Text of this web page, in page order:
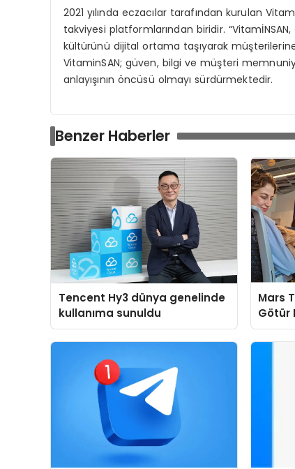
2021 yılında eczacılar tarafından kurulan
takviyesi platformlarından biridir.
kültürünü dijital ortama taşıyarak
VitaminSAN; güven, bilgi ve müşteri
anlayışının öncüsü olmayı sürdürmektedir.
Benzer Haberler
Tencent Hy3 dünya genelinde
kullanıma sunuldu
Mars
Götür